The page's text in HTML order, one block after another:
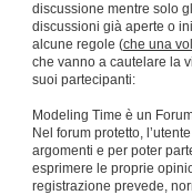
discussione mentre solo
discussioni già aperte o
alcune regole (che una
che vanno a cautelare la
suoi partecipanti:
Modeling Time è un
Nel forum protetto,
argomenti e per poter
esprimere le proprie
registrazione prevede,